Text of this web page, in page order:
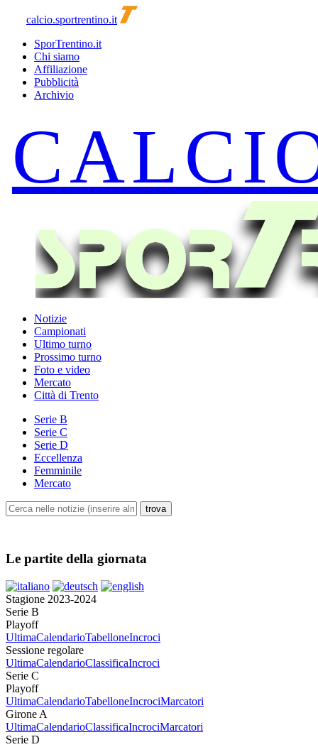
calcio.sportrentino.it
SporTrentino.it
Chi siamo
Affiliazione
Pubblicità
Archivio
Notizie
Campionati
Ultimo turno
Prossimo turno
Foto e video
Mercato
Città di Trento
Serie B
Serie C
Serie D
Eccellenza
Femminile
Mercato
Le partite della giornata
Stagione 2023-2024
Serie B
Playoff
UltimaCalendarioTabelloneIncroci
Sessione regolare
UltimaCalendarioClassificaIncroci
Serie C
Playoff
UltimaCalendarioTabelloneIncrociMarcatori
Girone A
UltimaCalendarioClassificaIncrociMarcatori
Serie D